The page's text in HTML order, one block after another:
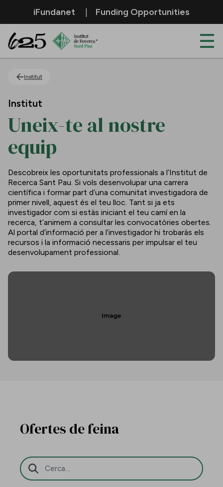
Salta al contingut principal
iFundanet Funding Opportunities
Institut
Institut
Uneix-te al nostre
equip
Descobreix les oportunitats professionals a l’Institut de
Recerca Sant Pau. Si vols desenvolupar una carrera
científica i formar part d’una comunitat investigadora de
primer nivell, aquest és el teu lloc. Tant si ja ets
investigador com si estàs iniciant el teu camí en la
recerca, t’animem a consultar les convocatòries obertes.
Al portal d’informació per a l’investigador hi trobaràs els
recursos i la informació necessaris per impulsar el teu
desenvolupament professional.
Ofertes de feina
Barra de cerca